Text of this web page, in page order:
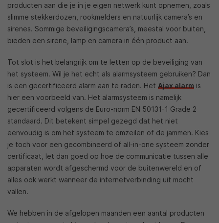
producten aan die je in je eigen netwerk kunt opnemen, zoals
slimme stekkerdozen, rookmelders en natuurlijk camera’s en
sirenes. Sommige beveiligingscamera’s, meestal voor buiten,
bieden een sirene, lamp en camera in één product aan.
Tot slot is het belangrijk om te letten op de beveiliging van
het systeem. Wil je het echt als alarmsysteem gebruiken? Dan
is een gecertificeerd alarm aan te raden. Het Ajax alarm is
hier een voorbeeld van. Het alarmsysteem is namelijk
gecertificeerd volgens de Euro-norm EN 50131-1 Grade 2
standaard. Dit betekent simpel gezegd dat het niet
eenvoudig is om het systeem te omzeilen of de jammen. Kies
je toch voor een gecombineerd of all-in-one systeem zonder
certificaat, let dan goed op hoe de communicatie tussen alle
apparaten wordt afgeschermd voor de buitenwereld en of
alles ook werkt wanneer de internetverbinding uit mocht
vallen.
We hebben in de afgelopen maanden een aantal producten